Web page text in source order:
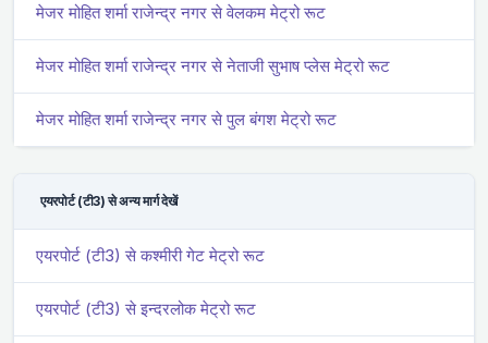
मे‌‌जर मोहित शर्मा राजेन्द्र नगर से वेलकम मेट्रो रूट
मे‌‌जर मोहित शर्मा राजेन्द्र नगर से नेताजी सुभाष प्लेस मेट्रो रूट
मे‌‌जर मोहित शर्मा राजेन्द्र नगर से पुल बंगश मेट्रो रूट
एयरपोर्ट (टी3) से अन्य मार्ग देखें
एयरपोर्ट (टी3) से कश्मीरी गेट मेट्रो रूट
एयरपोर्ट (टी3) से इन्दरलोक मेट्रो रूट